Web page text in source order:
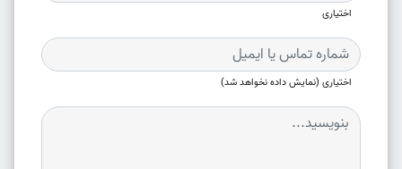
اختیاری
اختیاری (نمایش داده نخواهد شد)